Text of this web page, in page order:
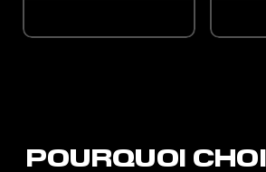
POURQUOI